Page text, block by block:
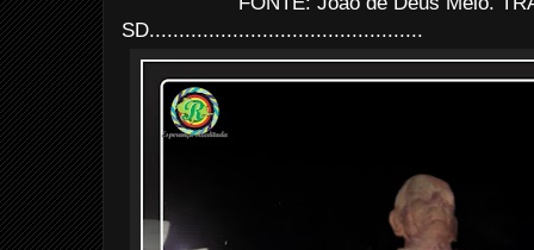
SD..............................................